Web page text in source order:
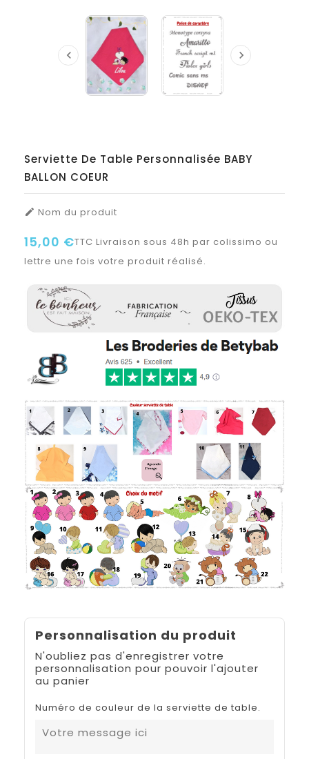
 
Serviette De Table Personnalisée BABY
BALLON COEUR
 Nom du produit
15,00 €TTC Livraison sous 48h par colissimo ou
lettre une fois votre produit réalisé.
Personnalisation du produit
N'oubliez pas d'enregistrer votre
personnalisation pour pouvoir l'ajouter
au panier
Numéro de couleur de la serviette de table.